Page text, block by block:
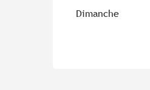
Dimanche